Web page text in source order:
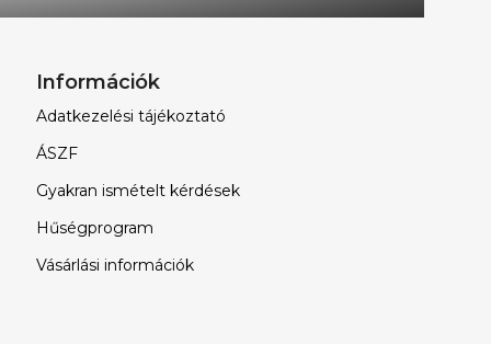
Információk
Adatkezelési tájékoztató
ÁSZF
Gyakran ismételt kérdések
Hűségprogram
Vásárlási információk